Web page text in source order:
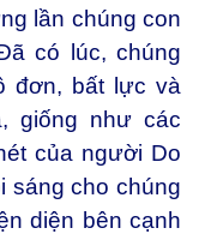
lần chúng con
có lúc, chúng
đơn, bất lực và
giống như các
của người Do
sáng cho chúng
diện bên cạnh